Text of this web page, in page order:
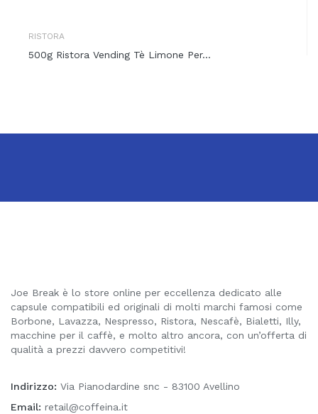
RISTORA
500g Ristora Vending Tè Limone Per...
Joe Break è lo store online per eccellenza dedicato alle
capsule compatibili ed originali di molti marchi famosi come
Borbone, Lavazza, Nespresso, Ristora, Nescafè, Bialetti, Illy,
macchine per il caffè, e molto altro ancora, con un’offerta di
qualità a prezzi davvero competitivi!
Indirizzo: Via Pianodardine snc - 83100 Avellino
Email: retail@coffeina.it